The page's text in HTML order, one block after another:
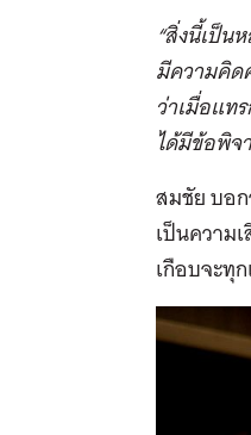
“สิ่งนี้เป็น
มีความคิด
ว่าเมื่อแท
ได้มีข้อพิจ
สมชัย บอ
เป็นความ
เกือบจะทุ